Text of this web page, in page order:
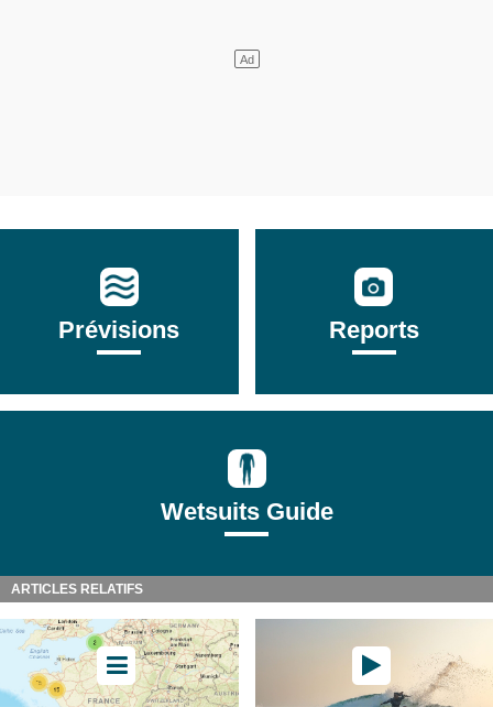
Prévisions Reports
Wetsuits Guide
ARTICLES RELATIFS